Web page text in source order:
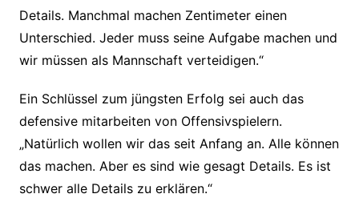
Details. Manchmal machen Zentimeter einen
Unterschied. Jeder muss seine Aufgabe machen und
wir müssen als Mannschaft verteidigen.“
Ein Schlüssel zum jüngsten Erfolg sei auch das
defensive mitarbeiten von Offensivspielern.
„Natürlich wollen wir das seit Anfang an. Alle können
das machen. Aber es sind wie gesagt Details. Es ist
schwer alle Details zu erklären.“